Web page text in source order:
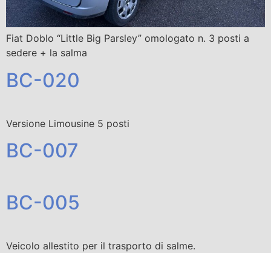
Fiat Doblo “Little Big Parsley” omologato n. 3 posti a
sedere + la salma
BC-020
Versione Limousine 5 posti
BC-007
BC-005
Veicolo allestito per il trasporto di salme.